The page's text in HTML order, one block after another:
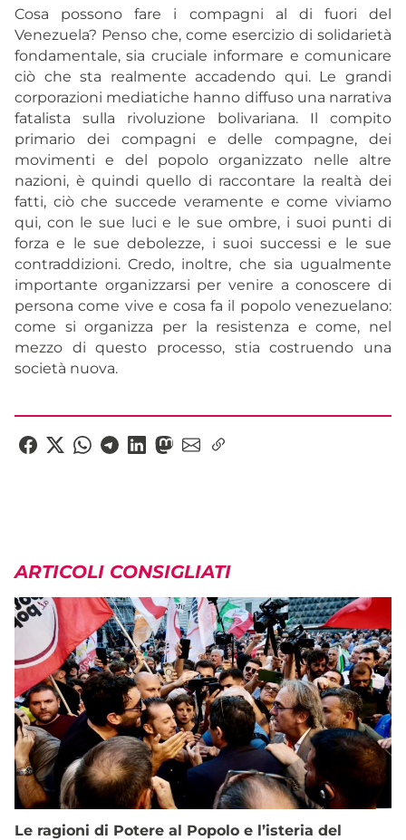
Cosa possono fare i compagni al di fuori del
Venezuela? Penso che, come esercizio di solidarietà
fondamentale, sia cruciale informare e comunicare
ciò che sta realmente accadendo qui. Le grandi
corporazioni mediatiche hanno diffuso una narrativa
fatalista sulla rivoluzione bolivariana. Il compito
primario dei compagni e delle compagne, dei
movimenti e del popolo organizzato nelle altre
nazioni, è quindi quello di raccontare la realtà dei
fatti, ciò che succede veramente e come viviamo
qui, con le sue luci e le sue ombre, i suoi punti di
forza e le sue debolezze, i suoi successi e le sue
contraddizioni. Credo, inoltre, che sia ugualmente
importante organizzarsi per venire a conoscere di
persona come vive e cosa fa il popolo venezuelano:
come si organizza per la resistenza e come, nel
mezzo di questo processo, stia costruendo una
società nuova.
ARTICOLI CONSIGLIATI
Le ragioni di Potere al Popolo e l’isteria del